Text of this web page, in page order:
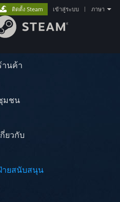
านค้า
มชน
กี่ยวกับ
ายสนับสนุน
ติดตั้ง Steam เข้าสู่ระบบ ภาษา